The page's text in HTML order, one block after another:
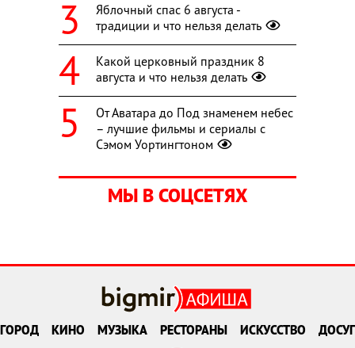
Яблочный спас 6 августа -
традиции и что нельзя делать
Какой церковный праздник 8
августа и что нельзя делать
От Аватара до Под знаменем небес
– лучшие фильмы и сериалы с
Сэмом Уортингтоном
МЫ В СОЦСЕТЯХ
ГОРОД КИНО МУЗЫКА РЕСТОРАНЫ ИСКУССТВО ДОСУГ